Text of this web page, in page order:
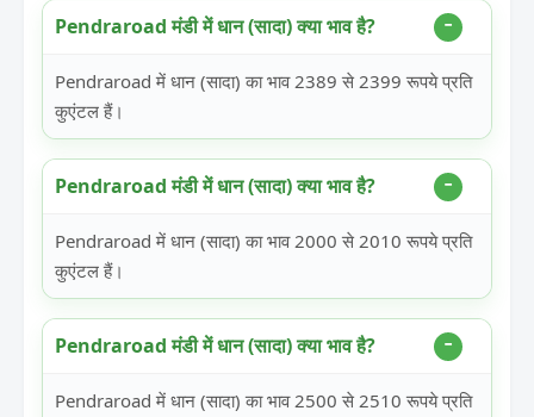
Pendraroad मंडी में धान (सादा) क्या भाव है?
Pendraroad में धान (सादा) का भाव 2389 से 2399 रूपये प्रति
कुएंटल हैं।
Pendraroad मंडी में धान (सादा) क्या भाव है?
Pendraroad में धान (सादा) का भाव 2000 से 2010 रूपये प्रति
कुएंटल हैं।
Pendraroad मंडी में धान (सादा) क्या भाव है?
Pendraroad में धान (सादा) का भाव 2500 से 2510 रूपये प्रति